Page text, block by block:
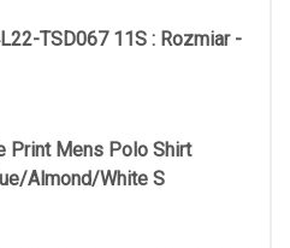
TSD067 11S : Rozmiar -
Print Mens Polo Shirt
Almond/White S